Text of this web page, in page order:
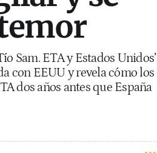
Sam. ETA y Estados Unidos’
con EEUU y revela cómo los
dos años antes que España